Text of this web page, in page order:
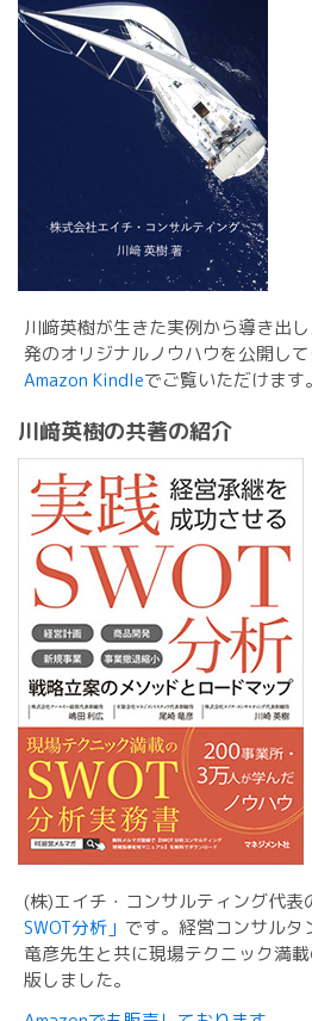
川﨑英樹が生きた実例から導き出
発のオリジナルノウハウを公開して
Amazon Kindleでご覧いただけます。
川﨑英樹の共著の紹介
(株)エイチ・コンサルティング代表
SWOT分析」 です。経営コンサル
竜彦先生と共に現場テクニック満
版しました。